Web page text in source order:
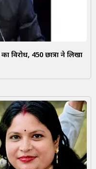
विरोध, 450 छात्रों ने लिखा